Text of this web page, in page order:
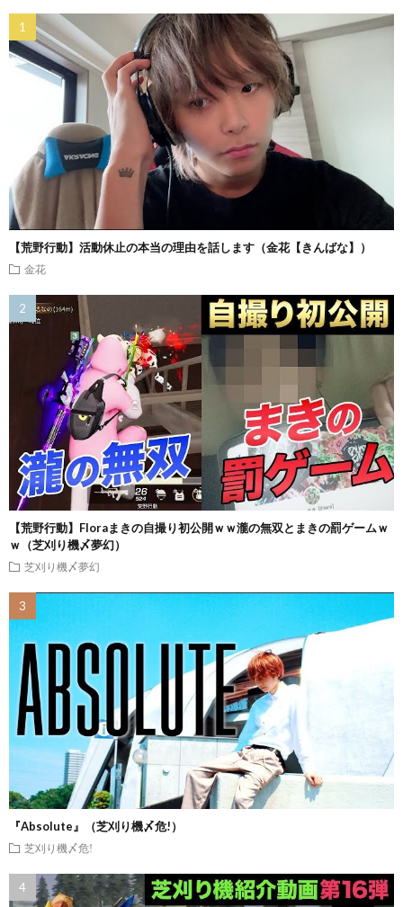
【荒野行動】活動休止の本当の理由を話します（金花【きんばな】）
金花
【荒野行動】Floraまきの自撮り初公開ｗｗ瀧の無双とまきの罰ゲームｗ
ｗ（芝刈り機〆夢幻）
芝刈り機〆夢幻
『Absolute』（芝刈り機〆危!）
芝刈り機〆危!